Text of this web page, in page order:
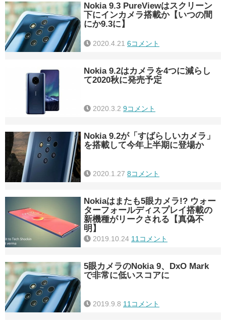
Nokia 9.3 PureViewはスクリーン
下にインカメラ搭載か【いつの間
にか9.3に】
2020.4.21 6コメント
Nokia 9.2はカメラを4つに減らし
て2020秋に発売予定
2020.3.2 9コメント
Nokia 9.2が「すばらしいカメラ」
を搭載して今年上半期に登場か
2020.1.27 8コメント
Nokiaはまたも5眼カメラ!? ウォー
ターフォールディスプレイ搭載の
新機種がリークされる【真偽不
明】
2019.10.24 11コメント
5眼カメラのNokia 9、DxO Mark
で非常に低いスコアに
2019.9.8 11コメント